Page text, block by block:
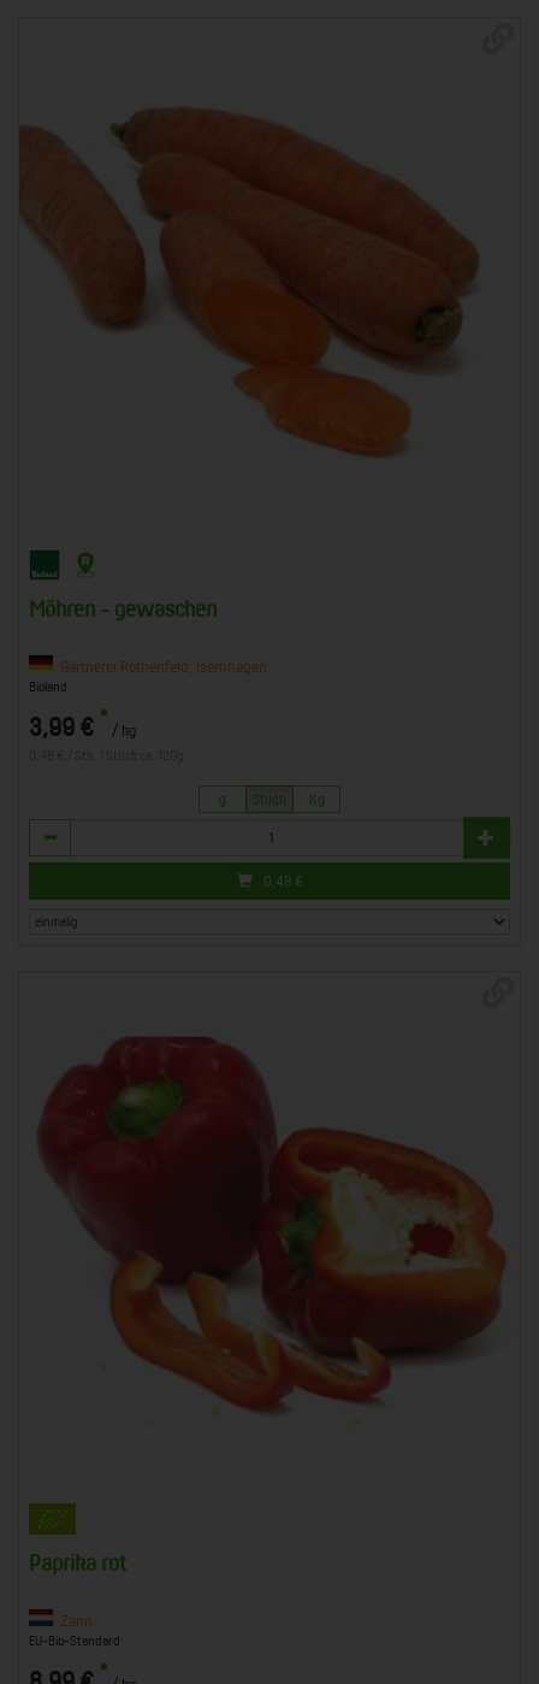
Möhren - gewaschen
Gärtnerei Rothenfeld, Isernhagen
Bioland
3,99 € * / kg
g Stück Kg
Anzahl
0,48 €
Paprika rot
Zann
EU-Bio-Standard
*